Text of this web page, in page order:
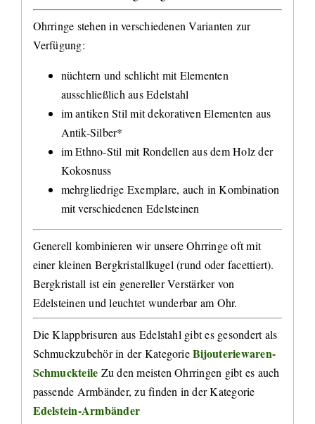
Ohrringe stehen in verschiedenen Varianten zur
Verfügung:
nüchtern und schlicht mit Elementen
ausschließlich aus Edelstahl
im antiken Stil mit dekorativen Elementen aus
Antik-Silber*
im Ethno-Stil mit Rondellen aus dem Holz der
Kokosnuss
mehrgliedrige Exemplare, auch in Kombination
mit verschiedenen Edelsteinen
Generell kombinieren wir unsere Ohrringe oft mit
einer kleinen Bergkristallkugel (rund oder facettiert).
Bergkristall ist ein genereller Verstärker von
Edelsteinen und leuchtet wunderbar am Ohr.
Die Klappbrisuren aus Edelstahl gibt es gesondert als
Schmuckzubehör in der KategorieBijouteriewaren-
Schmuckteile Zu den meisten Ohrringen gibt es auch
passende Armbänder, zu finden in der Kategorie
Edelstein-Armbänder